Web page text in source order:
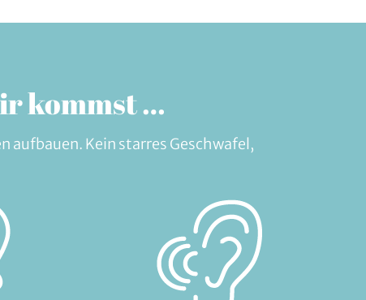
kommst …
aufbauen. Kein starres Geschwafel,